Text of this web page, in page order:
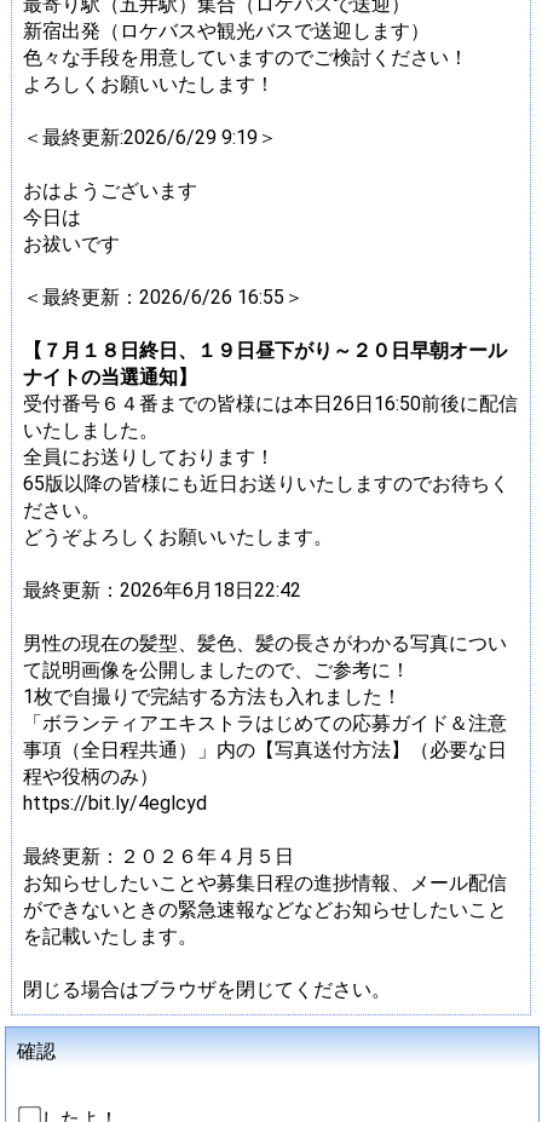
新宿出発（ロケバスや観光バスで送迎します）
色々な手段を用意していますのでご検討ください！
よろしくお願いいたします！
＜最終更新:2026/6/29 9:19＞
おはようございます
今日は
お祓いです
＜最終更新：2026/6/26 16:55＞
【７月１８日終日、１９日昼下がり～２０日早朝オール
ナイトの当選通知】
受付番号６４番までの皆様には本日26日16:50前後に配信
いたしました。
全員にお送りしております！
65版以降の皆様にも近日お送りいたしますのでお待ちく
ださい。
どうぞよろしくお願いいたします。
最終更新：2026年6月18日22:42
男性の現在の髪型、髪色、髪の長さがわかる写真につい
て説明画像を公開しましたので、ご参考に！
1枚で自撮りで完結する方法も入れました！
「ボランティアエキストラはじめての応募ガイド＆注意
事項（全日程共通）」内の【写真送付方法】（必要な日
程や役柄のみ）
https://bit.ly/4eglcyd
最終更新：２０２６年４月５日
お知らせしたいことや募集日程の進捗情報、メール配信
ができないときの緊急速報などなどお知らせしたいこと
を記載いたします。
閉じる場合はブラウザを閉じてください。
確認